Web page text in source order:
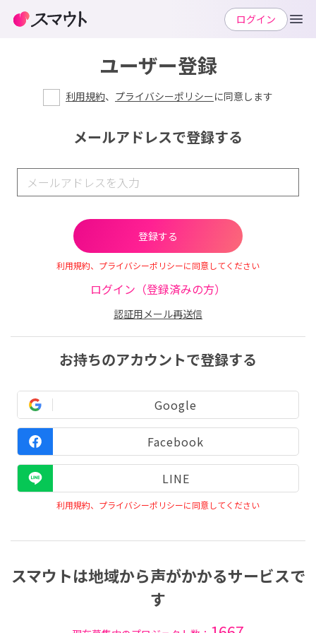
ユーザー登録
利用規約、 プライバシーポリシーに同意します
メールアドレスで登録する
利用規約、プライバシーポリシーに同意してください
ログイン（登録済みの方）
認証用メール再送信
お持ちのアカウントで登録する
Google
Facebook
LINE
利用規約、プライバシーポリシーに同意してください
スマウトは地域から声がかかるサービスで
す
ログイン